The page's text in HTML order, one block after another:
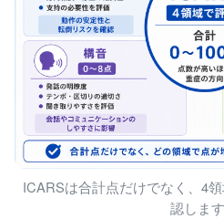
ICARSは合計点だけでなく、4
認します